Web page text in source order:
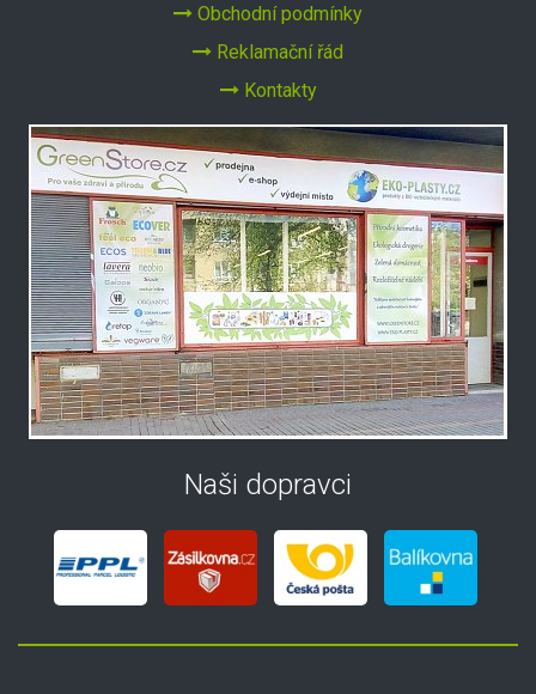
Obchodní podmínky
Reklamační řád
Kontakty
Naši dopravci